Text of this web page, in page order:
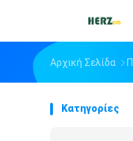
Αρχική Σελίδα
Κατηγορίες